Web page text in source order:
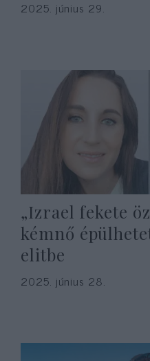
2025. június 29.
„Izrael fekete
kémnő
elitbe
2025. június 28.